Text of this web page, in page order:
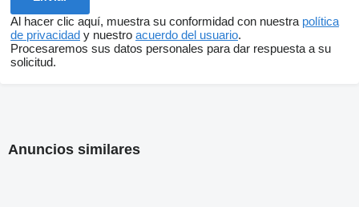
Al hacer clic aquí, muestra su conformidad con nuestra política
de privacidad y nuestro acuerdo del usuario.
Procesaremos sus datos personales para dar respuesta a su
solicitud.
Anuncios similares